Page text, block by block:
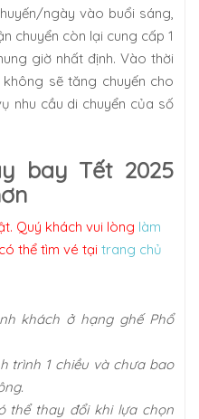
ngày vào buổi sáng,
chuyển còn lại cung cấp 1
giờ nhất định. Vào thời
sẽ tăng chuyến cho
nhu cầu di chuyển của số
bay Tết 2025
Quý khách vui lòng làm
thể tìm vé tại trang chủ
khách ở hạng ghế Phổ
trình 1 chiều và chưa bao
thể thay đổi khi lựa chọn